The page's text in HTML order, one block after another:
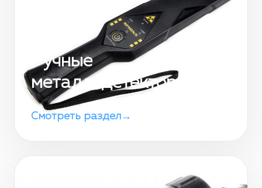
Ручные
металлодетекторы
Смотреть раздел→